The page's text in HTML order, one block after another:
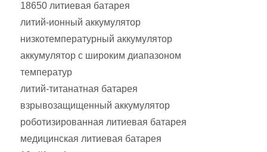
18650 литиевая батарея
литий-ионный аккумулятор
низкотемпературный аккумулятор
аккумулятор с широким диапазоном
температур
литий-титанатная батарея
взрывозащищенный аккумулятор
роботизированная литиевая батарея
медицинская литиевая батарея